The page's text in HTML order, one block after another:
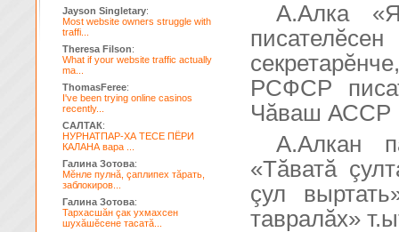
А.Алка
РСФСР
Чăваш АССР
А.Алкан
«Тăватă
çул
тавралăх»
Jayson Singletary:
Most website owners struggle with
traffi...
Theresa Filson:
What if your website traffic actually
ma...
ThomasFeree:
I've been trying online casinos
recently...
САЛТАК:
НУРНАТПАР-ХА ТЕСЕ ПЁРИ
КАЛАНА вара ...
Галина Зотова:
Мĕнле пулнă, çаплипех тăрать,
заблокиров...
Галина Зотова:
Тархасшăн çак ухмахсен
шухăшĕсене тасатă...